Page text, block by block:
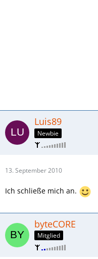
Luis89
Newbie
13. September 2010
Ich schließe mich an.
byteCORE
Mitglied